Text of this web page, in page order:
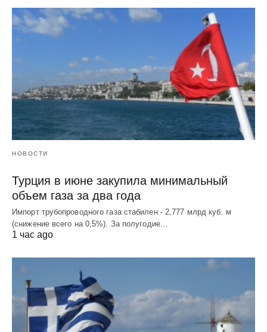
НОВОСТИ
Турция в июне закупила минимальный
объем газа за два года
Импорт трубопроводного газа стабилен - 2,777 млрд куб. м
(снижение всего на 0,5%). За полугодие…
1 час ago